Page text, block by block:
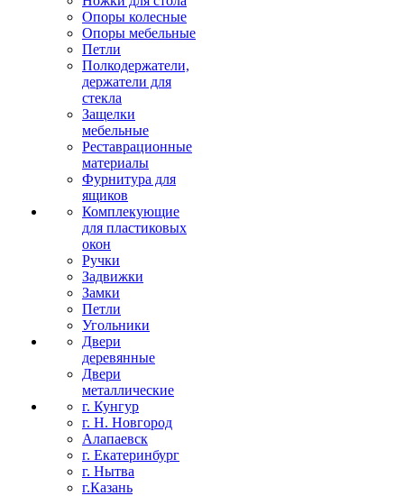
Опоры колесные
Опоры мебельные
Петли
Полкодержатели,
держатели для
стекла
Защелки
мебельные
Реставрационные
материалы
Фурнитура для
ящиков
Комплекующие
для пластиковых
окон
Ручки
Задвижки
Замки
Петли
Угольники
Двери
деревянные
Двери
металлические
г. Кунгур
г. Н. Новгород
Алапаевск
г. Екатеринбург
г. Нытва
г.Казань